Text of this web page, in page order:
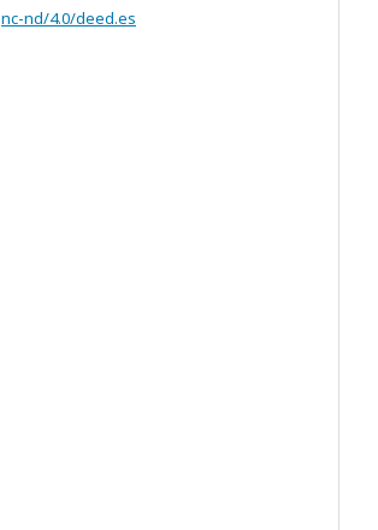
nc-nd/4.0/deed.es